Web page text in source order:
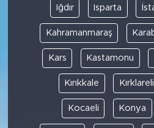
Iğdır Isparta
Kahramanmaraş
Kars Kastamonu
Kırıkkale Kırklareli
Kocaeli Konya